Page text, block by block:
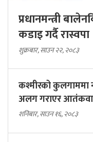
प्रधानमन्त्री
कडाइ गर्दै रास्वपा
शुक्रबार, साउन २२, २०८३
कश्मीरको कुलगाममा
अलग गराएर
शनिबार, साउन १६, २०८३